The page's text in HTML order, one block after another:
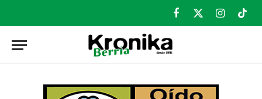
Facebook
X
Instagram